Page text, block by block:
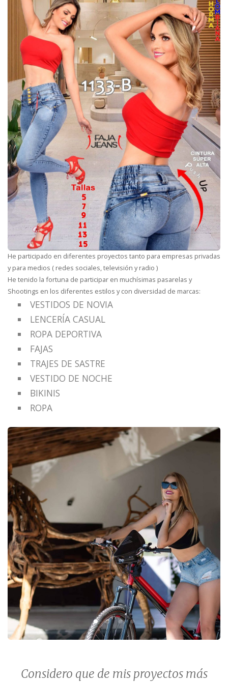
He participado en diferentes proyectos tanto para empresas privadas
y para medios ( redes sociales, televisión y radio )
He tenido la fortuna de participar en muchísimas pasarelas y
Shootings en los diferentes estilos y con diversidad de marcas:
VESTIDOS DE NOVIA
LENCERÍA CASUAL
ROPA DEPORTIVA
FAJAS
TRAJES DE SASTRE
VESTIDO DE NOCHE
BIKINIS
ROPA
Considero que de mis proyectos más